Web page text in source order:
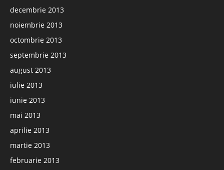
decembrie 2013
noiembrie 2013
octombrie 2013
septembrie 2013
august 2013
iulie 2013
iunie 2013
mai 2013
aprilie 2013
martie 2013
februarie 2013